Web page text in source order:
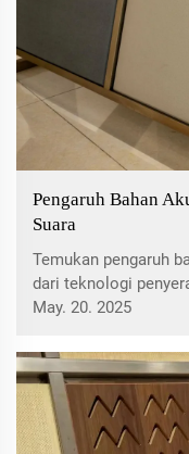
Pengaruh Bahan
Suara
Temukan pengaruh
dari teknologi
Pelajari inovasi
bioskop rumah dan
May. 20. 2025